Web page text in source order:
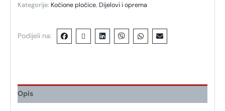
Kategorije: Kočione pločice, Dijelovi i oprema
Podijeli na:
Opis